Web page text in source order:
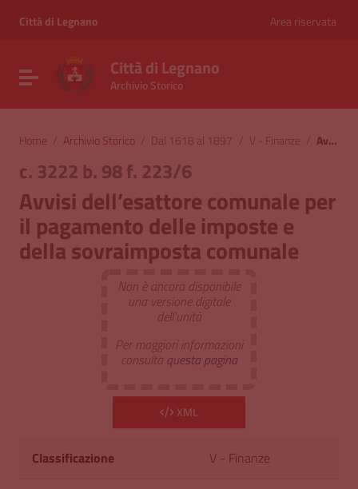
Vai al menu di navigazione
Città di Legnano Area riservata
Attiva / disattiva la navigazione
Città di Legnano
Archivio Storico
Home / Archivio Storico / Dal 1618 al 1897 / V - Finanze / Avvisi dell’esattore comunale per il pagamento delle imposte e della sovraimposta comunale
c. 3222 b. 98 f. 223/6
Avvisi dell’esattore comunale per
il pagamento delle imposte e
della sovraimposta comunale
Non è ancora disponibile
una versione digitale
dell'unità
Per maggiori informazioni
consulta questa pagina
XML
Classificazione V - Finanze